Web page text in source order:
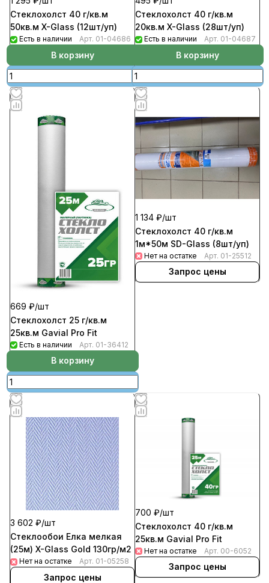
Стеклохолст 40 г/кв.м
50кв.м X-Glass (12шт/уп)
Есть в наличии Арт. 01-04686
В корзину
Стеклохолст 40 г/кв.м
20кв.м X-Glass (28шт/уп)
Есть в наличии Арт. 01-04687
В корзину
669 ₽/шт
Стеклохолст 25 г/кв.м
25кв.м Gavial Pro Fit
Есть в наличии Арт. 01-36412
В корзину
1 134 ₽/шт
Стеклохолст 40 г/кв.м
1м*50м SD-Glass (8шт/уп)
Нет на остатке Арт. 01-25512
Запрос цены
3 602 ₽/шт
Стеклообои Елка мелкая
(25м) X-Glass Gold 130гр/м2
Нет на остатке Арт. 01-05258
Запрос цены
700 ₽/шт
Стеклохолст 40 г/кв.м
25кв.м Gavial Pro Fit
Нет на остатке Арт. 00-6052
Запрос цены